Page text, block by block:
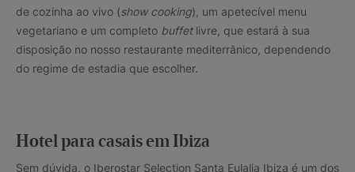
de cozinha ao vivo (show cooking), um apetecível menu
vegetariano e um completo buffet livre, que estará à sua
disposição no nosso restaurante mediterrânico, dependendo
do regime de estadia que escolher.
Hotel para casais em Ibiza
Sem dúvida, o Iberostar Selection Santa Eulalia Ibiza é um dos